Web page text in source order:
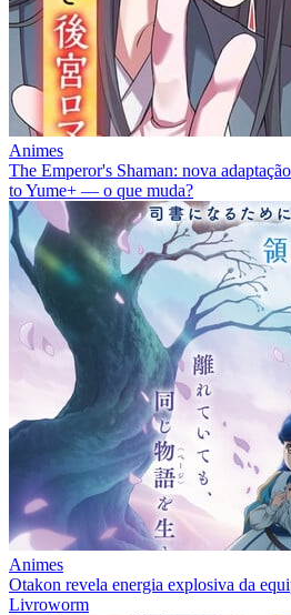
Animes
The Emperor's Shaman: nova
to Yume+ — o que muda?
Animes
Otakon revela energia explosiva da
Livroworm